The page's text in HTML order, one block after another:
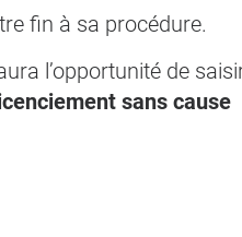
fin à sa procédure.
l’opportunité de
sans cause